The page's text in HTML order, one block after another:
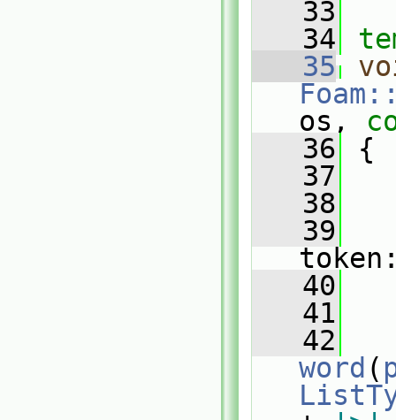
   33
   34
   35
os,
   36
{
   37
   38
   39
   40
   41
   42
word (